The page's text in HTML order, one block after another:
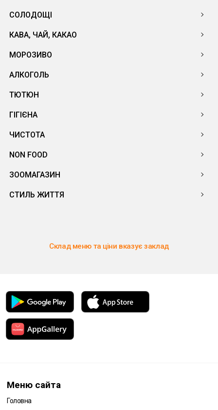
СОЛОДОЩІ
КАВА, ЧАЙ, КАКАО
МОРОЗИВО
АЛКОГОЛЬ
ТЮТЮН
ГІГІЄНА
ЧИСТОТА
NON FOOD
ЗООМАГАЗИН
СТИЛЬ ЖИТТЯ
Склад меню та ціни вказує заклад
Меню сайта
Головна